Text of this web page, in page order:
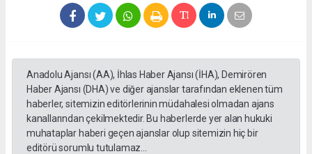
Anadolu Ajansı (AA), İhlas Haber Ajansı (İHA), Demirören
Haber Ajansı (DHA) ve diğer ajanslar tarafından eklenen tüm
haberler, sitemizin editörlerinin müdahalesi olmadan ajans
kanallarından çekilmektedir. Bu haberlerde yer alan hukuki
muhataplar haberi geçen ajanslar olup sitemizin hiç bir
editörü sorumlu tutulamaz...